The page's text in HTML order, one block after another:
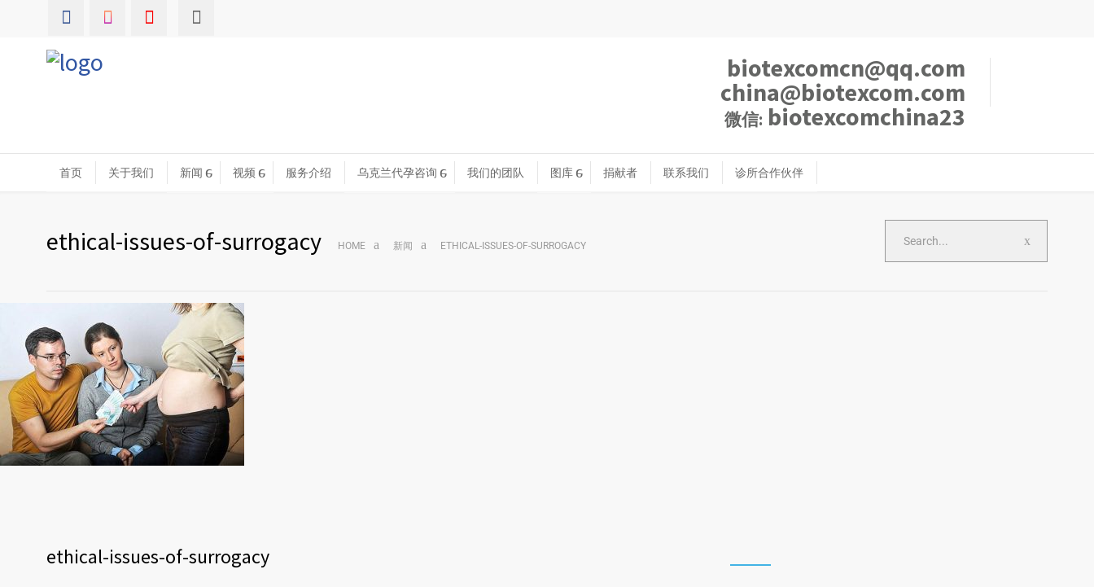
biotexcomcn@qq.com
china@biotexcom.com
微信: biotexcomchina23
首页 关于我们 新闻 视频 服务介绍 乌克兰代孕咨询 我们的团队 图库 捐献者 联系我们 诊所合作伙伴
ethical-issues-of-surrogacy HOME 新闻 ETHICAL-ISSUES-OF-SURROGACY
ethical-issues-of-surrogacy